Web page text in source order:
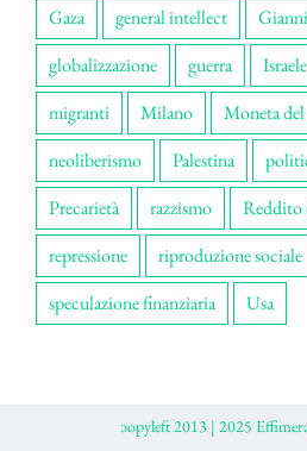
Gaza
general intellect
globalizzazione
guerra Israele
migranti
Milano Moneta
neoliberismo
Palestina
Precarietà
razzismo
Reddito
repressione
riproduzione sociale
speculazione finanziaria
Usa
ɔopyleft 2013 | 2025